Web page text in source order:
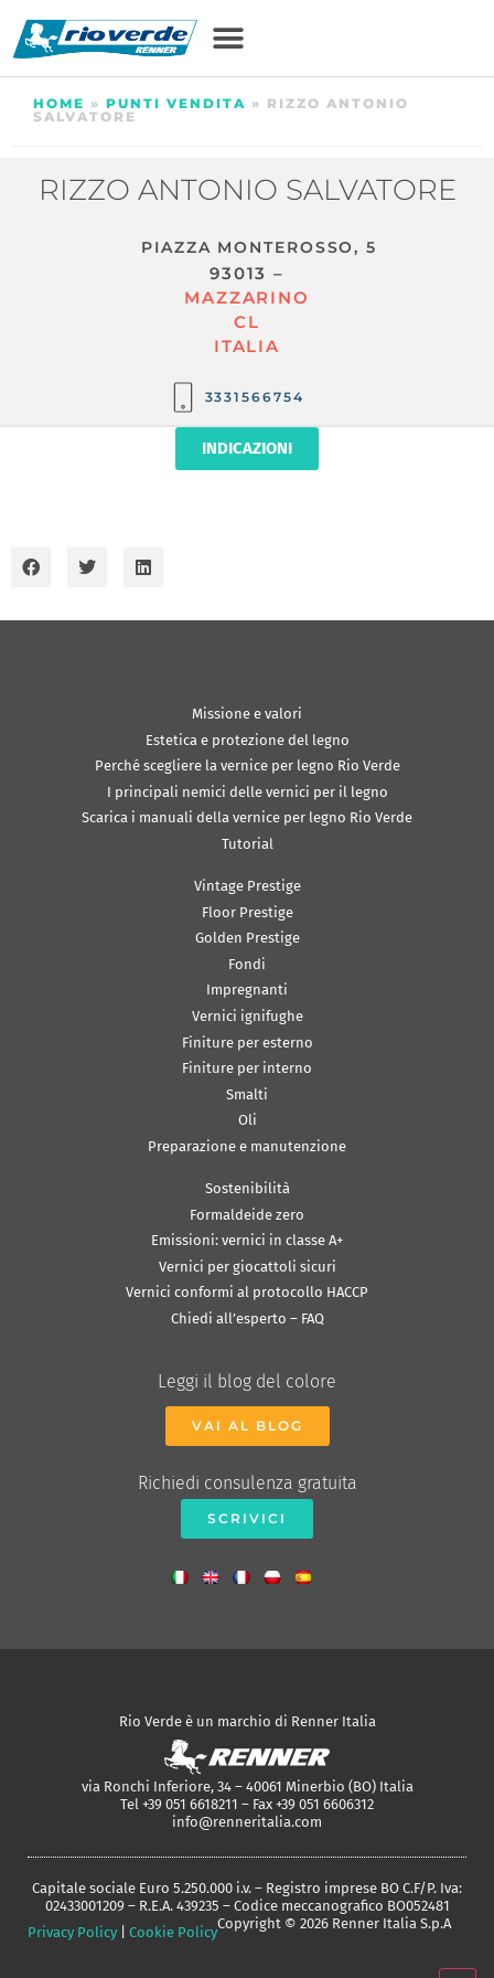
HOME » PUNTI VENDITA » RIZZO ANTONIO
SALVATORE
RIZZO ANTONIO SALVATORE
PIAZZA MONTEROSSO, 5
93013 –
MAZZARINO
CL
ITALIA
3331566754
INDICAZIONI
Missione e valori
Estetica e protezione del legno
Perché scegliere la vernice per legno Rio Verde
I principali nemici delle vernici per il legno
Scarica i manuali della vernice per legno Rio Verde
Tutorial
Vintage Prestige
Floor Prestige
Golden Prestige
Fondi
Impregnanti
Vernici ignifughe
Finiture per esterno
Finiture per interno
Smalti
Oli
Preparazione e manutenzione
Sostenibilità
Formaldeide zero
Emissioni: vernici in classe A+
Vernici per giocattoli sicuri
Vernici conformi al protocollo HACCP
Chiedi all’esperto – FAQ
Leggi il blog del colore
VAI AL BLOG
Richiedi consulenza gratuita
SCRIVICI
Rio Verde è un marchio di Renner Italia
via Ronchi Inferiore, 34 – 40061 Minerbio (BO) Italia
Tel +39 051 6618211 – Fax +39 051 6606312
info@renneritalia.com
Capitale sociale Euro 5.250.000 i.v. – Registro imprese BO C.F/P. Iva:
02433001209 – R.E.A. 439235 – Codice meccanografico BO052481
Privacy Policy
Cookie Policy
Copyright © 2026 Renner Italia S.p.A